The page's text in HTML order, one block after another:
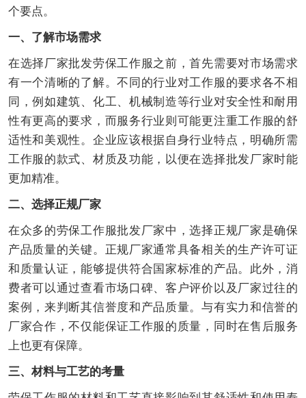
个要点。
一、了解市场需求
在选择厂家批发劳保工作服之前，首先需要对市场需求
有一个清晰的了解。不同的行业对工作服的要求各不相
同，例如建筑、化工、机械制造等行业对安全性和耐用
性有更高的要求，而服务行业则可能更注重工作服的舒
适性和美观性。企业应该根据自身行业特点，明确所需
工作服的款式、材质及功能，以便在选择批发厂家时能
更加精准。
二、选择正规厂家
在众多的劳保工作服批发厂家中，选择正规厂家是确保
产品质量的关键。正规厂家通常具备相关的生产许可证
和质量认证，能够提供符合国家标准的产品。此外，消
费者可以通过查看市场口碑、客户评价以及厂家过往的
案例，来判断其信誉度和产品质量。与有实力和信誉的
厂家合作，不仅能保证工作服的质量，同时在售后服务
上也更有保障。
三、材料与工艺的考量